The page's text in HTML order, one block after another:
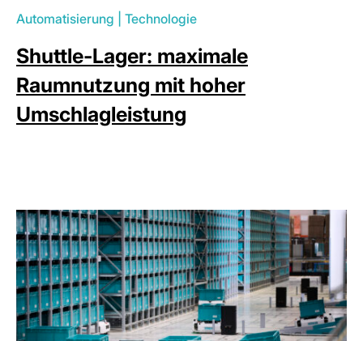
Automatisierung Technologie
Shuttle-Lager: maximale
Raumnutzung mit hoher
Umschlagleistung